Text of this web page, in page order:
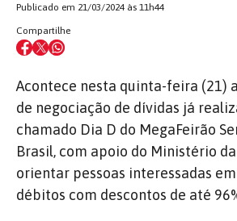
Publicado em 21/03/2024 às 11h44
Compartilhe
Acontece nesta quinta-feira (21)
de negociação de dívidas já
chamado Dia D do MegaFeirão
Brasil, com apoio do Ministério
orientar pessoas interessadas
débitos com descontos de até